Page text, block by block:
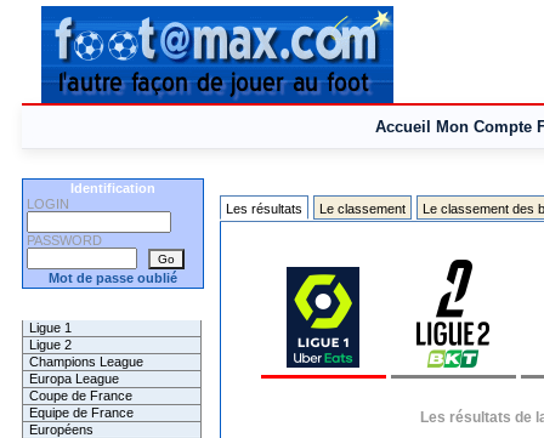
Accueil Mon Compte
Identification
LOGIN
PASSWORD
Mot de passe oublié
Ligue 1
Ligue 2
Champions League
Europa League
Coupe de France
Equipe de France
Européens
Les résultats Le classement Le classement des
Les résultats de